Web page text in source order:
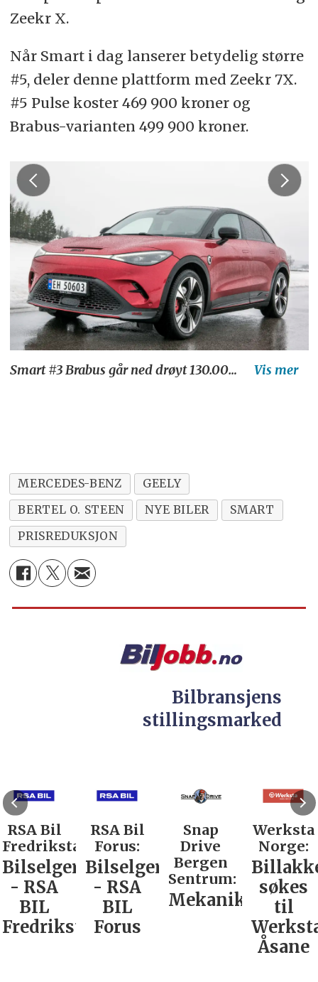
Zeekr X.
Når Smart i dag lanserer betydelig større
#5, deler denne plattform med Zeekr 7X.
#5 Pulse koster 469 900 kroner og
Brabus-varianten 499 900 kroner.
Smart #3 Brabus går ned drøyt 130.000 kroner i pris.
MERCEDES-BENZ
GEELY
BERTEL O. STEEN
NYE BILER
SMART
PRISREDUKSJON
Bilbransjens
stillingsmarked
RSA Bil
Fredrikstad:
Bilselger
- RSA
BIL
Fredrikstad
RSA Bil
Forus:
Bilselger
- RSA
BIL
Forus
Snap
Drive
Bergen
Sentrum:
Mekaniker
Werksta
Norge:
søkes
til
Åsane